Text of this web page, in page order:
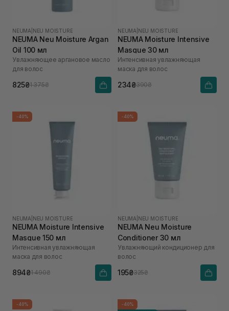
NEUMA NEU MOISTURE
NEUMA Neu Moisture Argan
Oil 100 мл
Увлажняющее аргановое масло
для волос
825₴1 375₴
NEUMA NEU MOISTURE
NEUMA Moisture Intensive
Masque 30 мл
Интенсивная увлажняющая
маска для волос
234₴390₴
-40%
NEUMA NEU MOISTURE
NEUMA Moisture Intensive
Masque 150 мл
Интенсивная увлажняющая
маска для волос
894₴1 490₴
-40%
NEUMA NEU MOISTURE
NEUMA Neu Moisture
Conditioner 30 мл
Увлажняющий кондиционер для
волос
195₴325₴
-40%
-40%